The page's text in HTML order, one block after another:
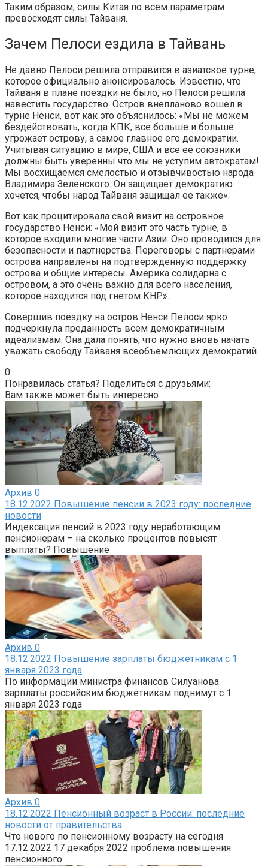
Таким образом, силы Китая по всем параметрам
превосходят силы Тайваня.
Зачем Пелоси ездила в Тайвань
Не давно Пелоси решила отправится в азиатское турне,
которое официально анонсировалось. Известно, что
Тайваня в плане поездки не было, но Пелоси решила
навестить государство. Остров внепланово вошел в
турне Ненси, вот как это объяснилось: «Мы не можем
бездействовать, когда КПК, все больше и больше
угрожает острову, а самое главное его демократии.
Учитывая ситуацию в мире, США и все ее союзники
должны быть уверенны что мы не уступим автократам!
Мы восхищаемся смелостью и отзывчивостью народа
Владимира Зеленского. Он защищает демократию
хочется, чтобы народ Тайваня защищал ее также».
Вот как процитировала свой визит на островное
государство Ненси: «Мой визит это часть турне, в
которое входили многие части Азии. Оно проводится для
безопасности и партнерства. Переговоры с партнерами
острова направлены на подтвержденную поддержку
острова и общие интересы. Америка солидарна с
островом, а это очень важно для всего населения,
которое находится под гнетом КНР».
Совершив поездку на остров Ненси Пелоси ярко
подчеркнула преданность всем демократичным
идеализмам. Она дала понять, что нужно вновь начать
уважать свободу Тайваня всеобъемлющих демократий.
0
Понравилась статья? Поделиться с друзьями:
Вам также может быть интересно
Архив 0
18.12.2022 Повышение пенсии в 2023 году: последние
новости
Индексация пенсий в 2023 году неработающим
пенсионерам – на сколько процентов повысят
выплаты? Повышение
Архив 0
18.12.2022 Повышение зарплаты бюджетникам с 1
января 2023 года
По информации министра финансов Силуанова
зарплаты российским бюджетникам поднимут с 1
января 2023 года
Архив 0
18.12.2022 Пенсионный возраст в России: последние
новости от правительства
Что нового по пенсионному возрасту на сегодня
17.12.2022 17 декабря 2022 проблема повышения
пенсионного